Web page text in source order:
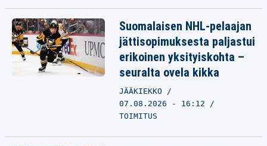
Suomalaisen NHL-pelaajan
jättisopimuksesta paljastui
erikoinen yksityiskohta –
seuralta ovela kikka
JÄÄKIEKKO
07.08.2026 - 16:12
TOIMITUS